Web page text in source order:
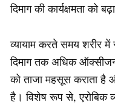
दिमाग की कार्यक्षमता को
व्यायाम करते समय शरीर
दिमाग तक अधिक
को ताजा महसूस कराता है
है। विशेष रूप से, एरोबिक